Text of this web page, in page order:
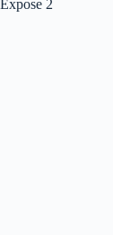
Expose 2